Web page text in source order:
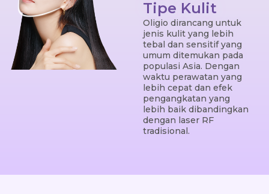
Tipe Kulit
Oligio dirancang untuk
jenis kulit yang lebih
tebal dan sensitif yang
umum ditemukan pada
populasi Asia. Dengan
waktu perawatan yang
lebih cepat dan efek
pengangkatan yang
lebih baik dibandingkan
dengan laser RF
tradisional.